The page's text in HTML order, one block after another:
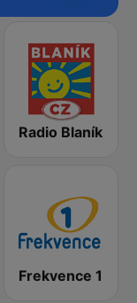
Radio Blaník
Frekvence 1